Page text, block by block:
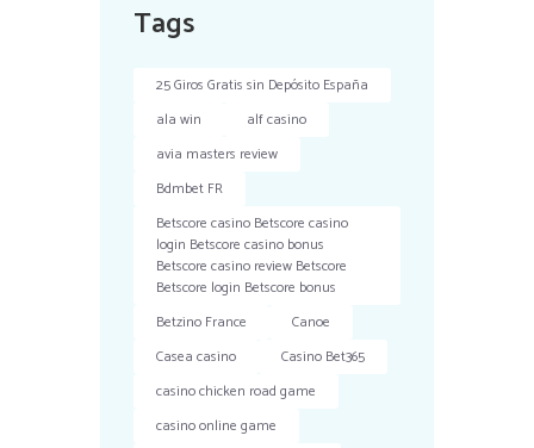
Tags
25 Giros Gratis sin Depósito España
ala win
alf casino
avia masters review
Bdmbet FR
Betscore casino Betscore casino
login Betscore casino bonus
Betscore casino review Betscore
Betscore login Betscore bonus
Betzino France
Canoe
Casea casino
Casino Bet365
casino chicken road game
casino online game